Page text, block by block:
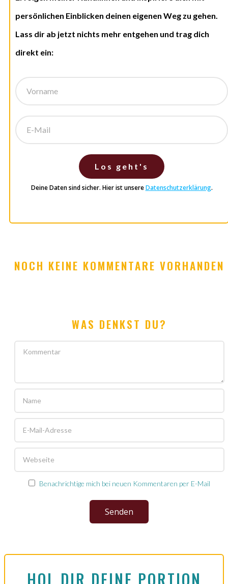
persönlichen Einblicken deinen eigenen Weg zu gehen.
Lass dir ab jetzt nichts mehr entgehen und trag dich
direkt ein:
Los geht's
Deine Daten sind sicher. Hier ist unsereDatenschutzerklärung.
NOCH KEINE KOMMENTARE VORHANDEN
WAS DENKST DU?
Benachrichtige mich bei neuen Kommentaren per E-Mail
Senden
HOL DIR DEINE PORTION